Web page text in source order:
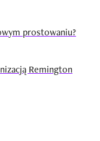
prostowaniu?
Remington